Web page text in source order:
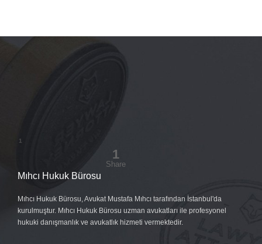
Mıhcı Hukuk Bürosu
Mıhcı Hukuk Bürosu, Avukat Mustafa Mıhcı tarafından İstanbul'da
kurulmuştur. Mıhcı Hukuk Bürosu uzman avukatları ile profesyonel
hukuki danışmanlık ve avukatlık hizmeti vermektedir.